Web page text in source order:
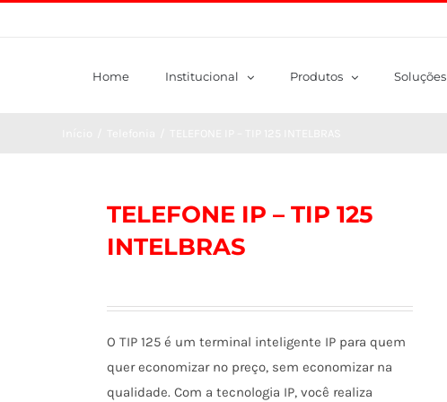
Home Institucional Produtos Soluções
TELEFONE IP – TIP 125
INTELBRAS
O TIP 125 é um terminal inteligente IP para quem
quer economizar no preço, sem economizar na
qualidade. Com a tecnologia IP, você realiza